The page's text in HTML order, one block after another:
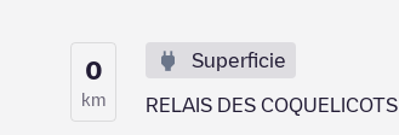
0
km
Superficie
RELAIS DES COQUELICOTS